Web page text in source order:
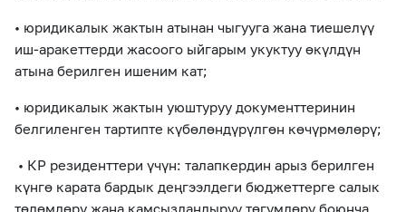
• юридикалык жактын атынан чыгууга жана тиешелүү
иш-аракеттерди жасоого ыйгарым укуктуу өкүлдүн
атына берилген ишеним кат;
• юридикалык жактын уюштуруу документтеринин
белгиленген тартипте күбөлөндүрүлгөн көчүрмөлөрү;
• КР резиденттери үчүн: талапкердин арыз берилген
күнгө карата бардык деңгээлдеги бюджеттерге салык
төлөмдөрү жана камсыздандыруу төгүмдөрү боюнча